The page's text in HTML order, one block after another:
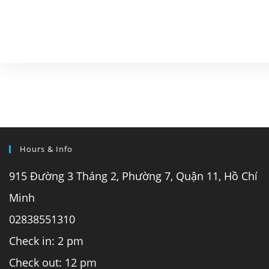
Hours & Info
915 Đường 3 Tháng 2, Phường 7, Quận 11, Hồ Chí
Minh
02838551310
Check in: 2 pm
Check out: 12 pm